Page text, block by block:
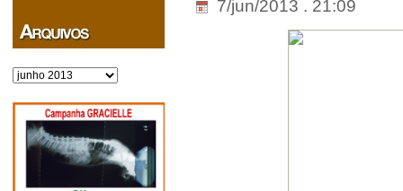
Arquivos
7/jun/2013 . 21:09